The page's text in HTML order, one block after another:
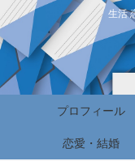
生活
プロフィール
恋愛・結婚